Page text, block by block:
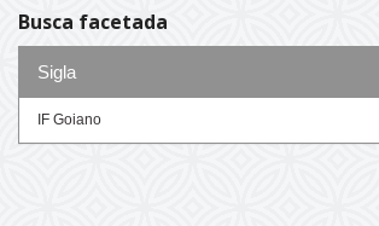
Busca facetada
Sigla
IF Goiano